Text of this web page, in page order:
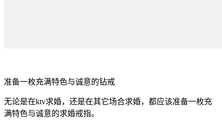
准备一枚充满特色与诚意的钻戒
无论是在ktv求婚，还是在其它场合求婚，都应该准备一枚充
满特色与诚意的求婚戒指。